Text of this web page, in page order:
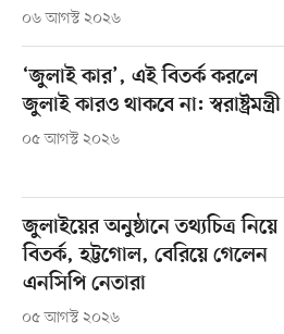
০৬ আগস্ট ২০২৬
‘জুলাই কার’, এই বিতর্ক করলে
জুলাই কারও থাকবে না: স্বরাষ্ট্রমন্ত্রী
০৫ আগস্ট ২০২৬
জুলাইয়ের অনুষ্ঠানে তথ্যচিত্র নিয়ে
বিতর্ক, হট্টগোল, বেরিয়ে গেলেন
এনসিপি নেতারা
০৫ আগস্ট ২০২৬